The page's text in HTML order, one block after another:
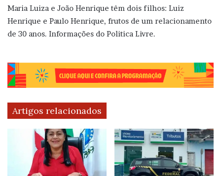
Maria Luiza e João Henrique têm dois filhos: Luiz
Henrique e Paulo Henrique, frutos de um relacionamento
de 30 anos. Informações do Politica Livre.
Artigos relacionados